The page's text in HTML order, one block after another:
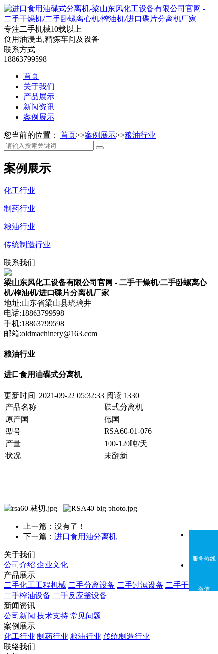
专注二手机械10载以上
食用油浸出,精炼车间及设备
联系方式
18863799598
首页
关于我们
产品展示
新闻资讯
案例展示
您当前的位置： 首页>>案例展示>>粮油行业
案例展示
化工行业
制药行业
粮油行业
传统制造行业
联系我们
梁山东风化工设备有限公司官网 - 二手干燥机/二手卧螺离心
机/榨油机/进口碟片分离机厂家
地址:山东省梁山县琉璃井
电话:18863799598
手机:18863799598
邮箱:oldmachinery@163.com
粮油行业
进口食用油碟式分离机
更新时间 2021-09-22 05:32:33 阅读 1330
产品名称
碟式分离机
原产国
德国
型号
RSA60-01-076
产量
100-120吨/天
状况
未翻新
上一篇：没有了！
下一篇： 进口食用油分离机
关于我们
公司介绍 企业文化
产品展示
二手化工工程机械 二手分离设备 二手过滤设备 二手干燥设备
二手榨油设备 二手反应釜设备
新闻资讯
公司新闻 技术支持 常见问题
案例展示
化工行业 制药行业 粮油行业 传统制造行业
联络我们
服务热线
微信